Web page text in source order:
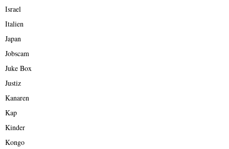
Israel
Italien
Japan
Jobscam
Juke Box
Justiz
Kanaren
Kap
Kinder
Kongo